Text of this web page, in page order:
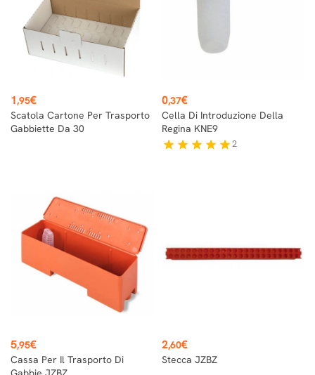
Prezzo
1,95€
Scatola Cartone Per Trasporto
Gabbiette Da 30
Prezzo
0,37€
Cella Di Introduzione Della
Regina KNE9
star star star star star2
Prezzo
5,95€
Cassa Per Il Trasporto Di
Prezzo
2,60€
Stecca JZBZ